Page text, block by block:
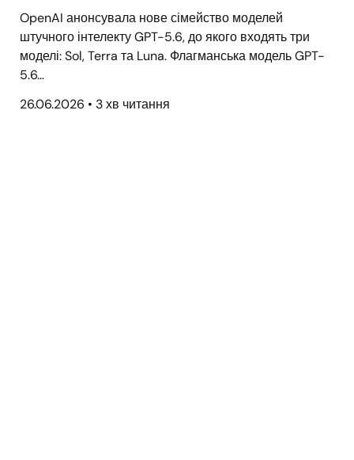
OpenAI анонсувала нове сімейство моделей
штучного інтелекту GPT-5.6, до якого входять три
моделі: Sol, Terra та Luna. Флагманська модель GPT-
5.6…
26.06.2026 • 3 хв читання